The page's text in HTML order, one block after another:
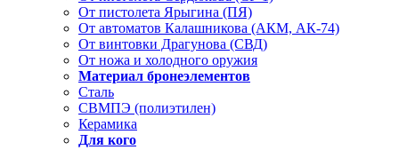
От пистолета Ярыгина (ПЯ)
От автоматов Калашникова (АКМ, АК-74)
От винтовки Драгунова (СВД)
От ножа и холодного оружия
Материал бронеэлементов
Сталь
СВМПЭ (полиэтилен)
Керамика
Для кого